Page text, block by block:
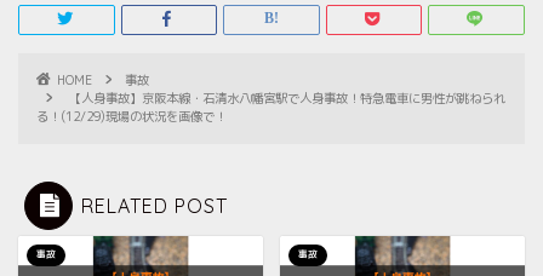
HOME
事故
【人身事故】京阪本線・石清水八幡宮駅で人身事故！特急電車に男性が跳ねられ
る！(12/29)現場の状況を画像で！
RELATED POST
事故 事故